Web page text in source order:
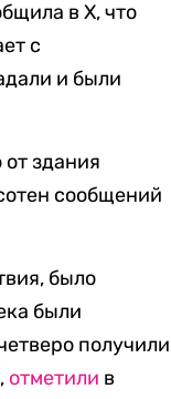
в X, что
с
и были
здания
сообщений
было
были
получили
отметили в